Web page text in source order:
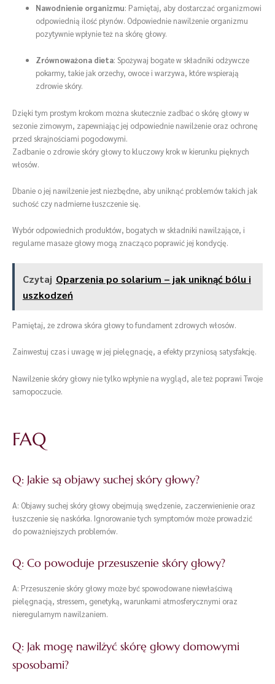
Nawodnienie organizmu: Pamiętaj, aby dostarczać organizmowi
odpowiednią ilość płynów. Odpowiednie nawilżenie organizmu
pozytywnie wpłynie też na skórę głowy.
Zrównoważona dieta: Spożywaj bogate w składniki odżywcze
pokarmy, takie jak orzechy, owoce i warzywa, które wspierają
zdrowie skóry.
Dzięki tym prostym krokom można skutecznie zadbać o skórę głowy w
sezonie zimowym, zapewniając jej odpowiednie nawilżenie oraz ochronę
przed skrajnościami pogodowymi.
Zadbanie o zdrowie skóry głowy to kluczowy krok w kierunku pięknych
włosów.
Dbanie o jej nawilżenie jest niezbędne, aby uniknąć problemów takich jak
suchość czy nadmierne łuszczenie się.
Wybór odpowiednich produktów, bogatych w składniki nawilżające, i
regularne masaże głowy mogą znacząco poprawić jej kondycję.
Czytaj Oparzenia po solarium – jak uniknąć bólu i
uszkodzeń
Pamiętaj, że zdrowa skóra głowy to fundament zdrowych włosów.
Zainwestuj czas i uwagę w jej pielęgnację, a efekty przyniosą satysfakcję.
Nawilżenie skóry głowy nie tylko wpłynie na wygląd, ale też poprawi Twoje
samopoczucie.
FAQ
Q: Jakie są objawy suchej skóry głowy?
A: Objawy suchej skóry głowy obejmują swędzenie, zaczerwienienie oraz
łuszczenie się naskórka. Ignorowanie tych symptomów może prowadzić
do poważniejszych problemów.
Q: Co powoduje przesuszenie skóry głowy?
A: Przesuszenie skóry głowy może być spowodowane niewłaściwą
pielęgnacją, stressem, genetyką, warunkami atmosferycznymi oraz
nieregularnym nawilżaniem.
Q: Jak mogę nawilżyć skórę głowy domowymi
sposobami?